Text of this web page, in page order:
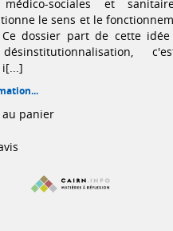
médico-sociales et
le sens et le
dossier part de cette
panier